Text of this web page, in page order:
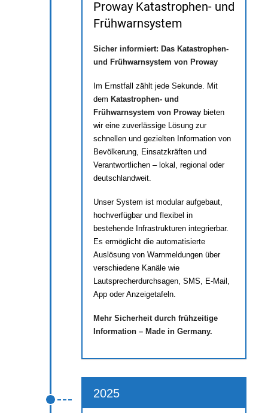
Proway Katastrophen- und
Frühwarnsystem
Sicher informiert: Das Katastrophen-
und Frühwarnsystem von Proway
Im Ernstfall zählt jede Sekunde. Mit
dem Katastrophen- und
Frühwarnsystem von Proway bieten
wir eine zuverlässige Lösung zur
schnellen und gezielten Information von
Bevölkerung, Einsatzkräften und
Verantwortlichen – lokal, regional oder
deutschlandweit.
Unser System ist modular aufgebaut,
hochverfügbar und flexibel in
bestehende Infrastrukturen integrierbar.
Es ermöglicht die automatisierte
Auslösung von Warnmeldungen über
verschiedene Kanäle wie
Lautsprecherdurchsagen, SMS, E-Mail,
App oder Anzeigetafeln.
Mehr Sicherheit durch frühzeitige
Information – Made in Germany.
2025